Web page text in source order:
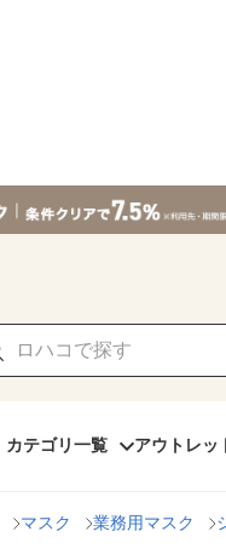
カテゴリ一覧 アウトレッ
マスク 業務用マスク